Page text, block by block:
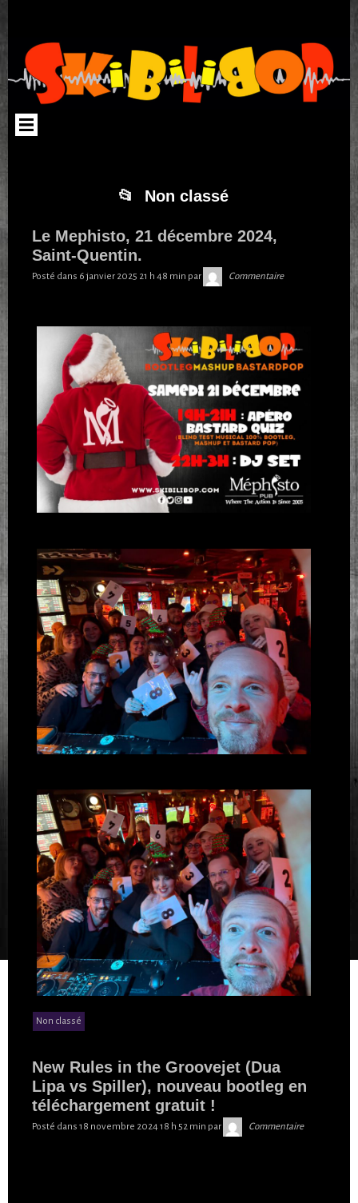
Non classé
Le Mephisto, 21 décembre 2024,
Saint-Quentin.
Posté dans 6 janvier 2025 21 h 48 min par Skibilibop
Commentaire
Non classé
New Rules in the Groovejet (Dua
Lipa vs Spiller), nouveau bootleg en
téléchargement gratuit !
Posté dans 18 novembre 2024 18 h 52 min par Skibilibop
Commentaire